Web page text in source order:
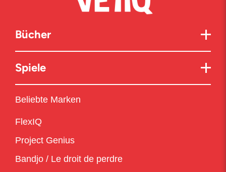
Bücher
Spiele
Beliebte Marken
FlexIQ
Project Genius
Bandjo / Le droit de perdre